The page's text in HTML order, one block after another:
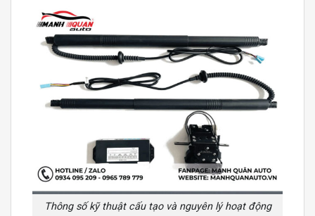
Thông số kỹ thuật cấu tạo và nguyên lý hoạt động